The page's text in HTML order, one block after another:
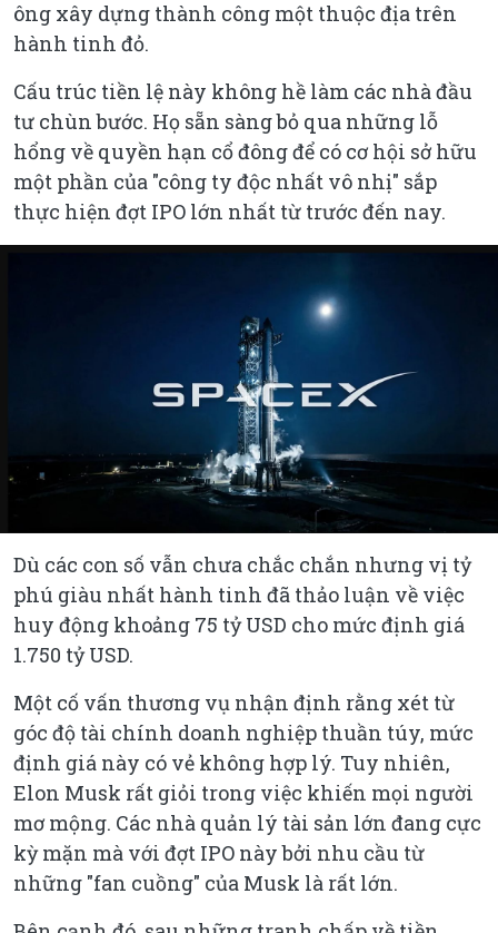
ông xây dựng thành công một thuộc địa trên
hành tinh đỏ.
Cấu trúc tiền lệ này không hề làm các nhà đầu
tư chùn bước. Họ sẵn sàng bỏ qua những lỗ
hổng về quyền hạn cổ đông để có cơ hội sở hữu
một phần của "công ty độc nhất vô nhị" sắp
thực hiện đợt IPO lớn nhất từ trước đến nay.
Dù các con số vẫn chưa chắc chắn nhưng vị tỷ
phú giàu nhất hành tinh đã thảo luận về việc
huy động khoảng 75 tỷ USD cho mức định giá
1.750 tỷ USD.
Một cố vấn thương vụ nhận định rằng xét từ
góc độ tài chính doanh nghiệp thuần túy, mức
định giá này có vẻ không hợp lý. Tuy nhiên,
Elon Musk rất giỏi trong việc khiến mọi người
mơ mộng. Các nhà quản lý tài sản lớn đang cực
kỳ mặn mà với đợt IPO này bởi nhu cầu từ
những "fan cuồng" của Musk là rất lớn.